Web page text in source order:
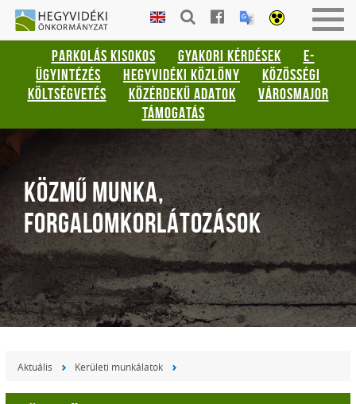
Gyorsbillentyűk
listája
Keresés:
"S"
Bejelentkezés:
HEGYVIDÉKI
ÖNKORMÁNYZAT
PARKOLÁS KISOKOS GYAKORI KÉRDÉSEK
E-
ÜGYINTÉZÉS
HEGYVIDÉKI KÖZLÖNY
KÖZÖSSÉGI
KÖLTSÉGVETÉS
KÖZÉRDEKŰ ADATOK
VÁROSMAJOR
TÁMOGATÁS
KÖZMŰ MUNKA,
FORGALOMKORLÁTOZÁSOK
Aktuális Kerületi munkálatok